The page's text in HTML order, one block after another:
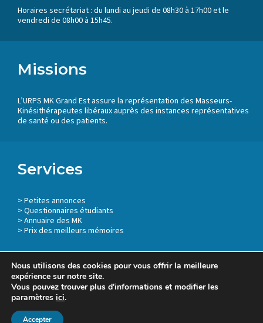
Horaires secrétariat : du lundi au jeudi de 08h30 à 17h00 et le
vendredi de 08h00 à 15h45.
Missions
L’URPS MK Grand Est assure la représentation des Masseurs-
Kinésithérapeutes libéraux auprès des instances représentatives
de santé ou des patients.
Services
> Petites annonces
> Questionnaires étudiants
> Annuaire des MK
> Prix des meilleurs mémoires
Mentions légales
Nous utilisons des cookies pour vous offrir la meilleure
expérience sur notre site.
Vous pouvez trouver plus d'informations et modifier les
paramètres ici.
Accepter